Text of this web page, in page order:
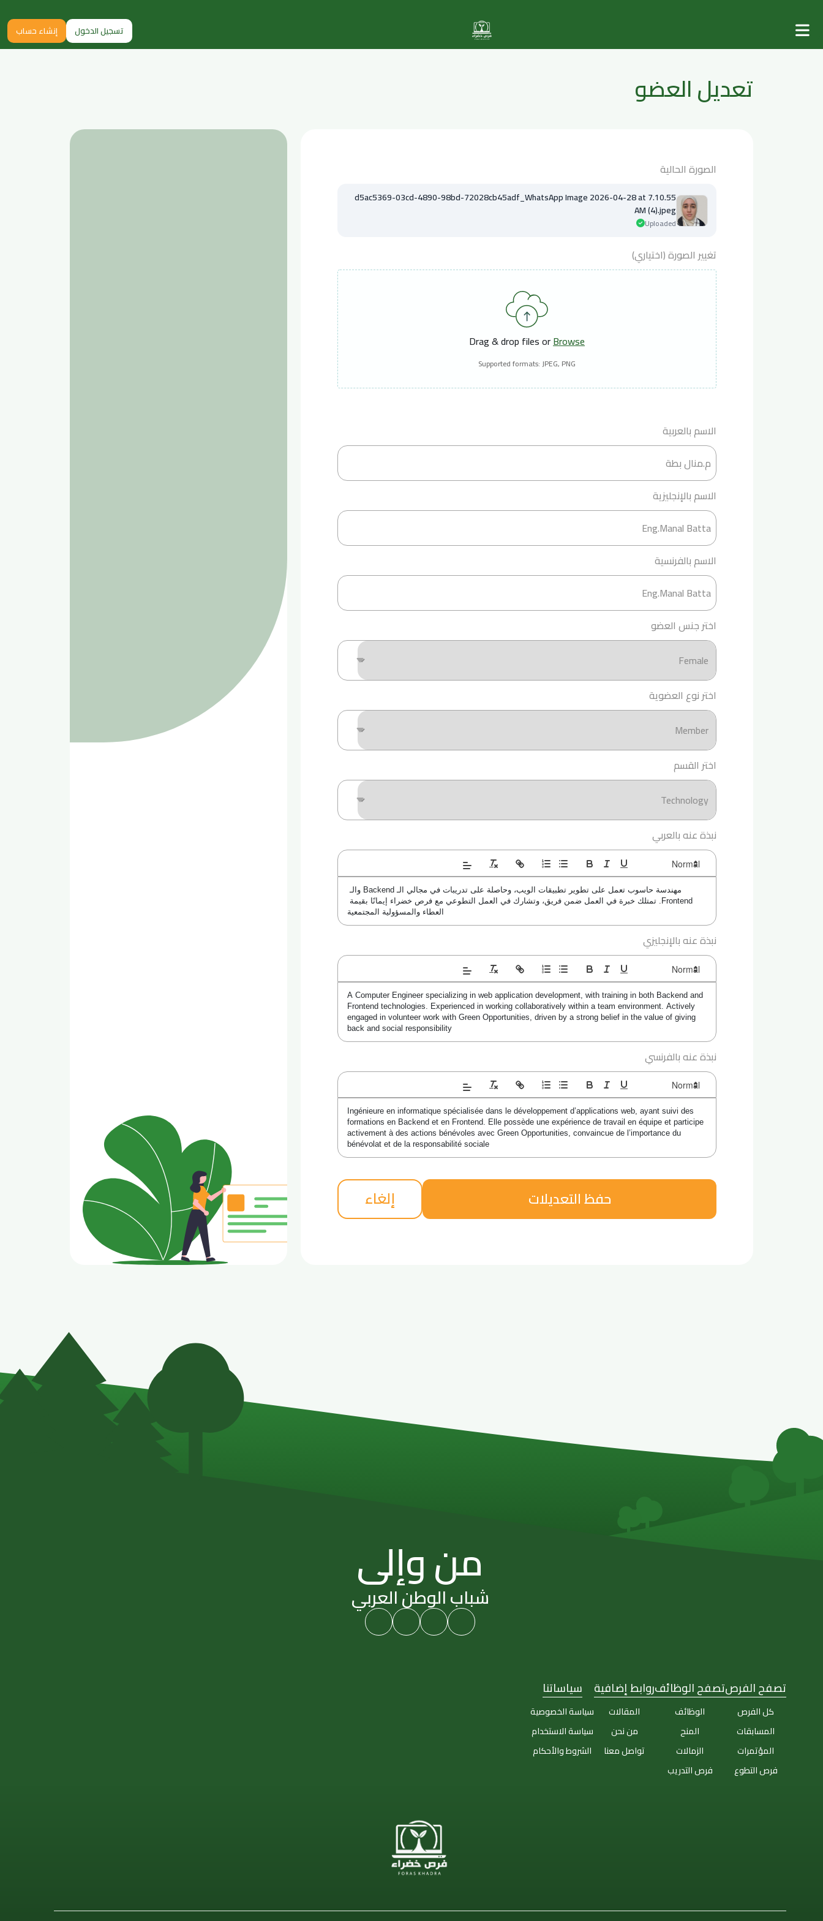
تسجيل الدخول إنشاء حساب
تعديل العضو
الصورة الحالية
d5ac5369-03cd-4890-98bd-72028cb45adf_WhatsApp Image 2026-04-28 at 7.10.55
AM (4).jpeg
Uploaded
تغيير الصورة (اختياري)
Drag & drop files orBrowse
Supported formats: JPEG, PNG
الاسم بالعربية
الاسم بالإنجليزية
الاسم بالفرنسية
اختر جنس العضو
اختر نوع العضوية
اختر القسم
نبذة عنه بالعربي
مهندسة حاسوب تعمل على تطوير تطبيقات الويب، وحاصلة على تدريبات في مجالي الـ Backend والـ
العطاء والمسؤولية المجتمعية
نبذة عنه بالإنجليزي
A Computer Engineer specializing in web application development, with training in both Backend and
Frontend technologies. Experienced in working collaboratively within a team environment. Actively
engaged in volunteer work with Green Opportunities, driven by a strong belief in the value of giving
back and social responsibility
نبذة عنه بالفرنسي
Ingénieure en informatique spécialisée dans le développement d’applications web, ayant suivi des
formations en Backend et en Frontend. Elle possède une expérience de travail en équipe et participe
activement à des actions bénévoles avec Green Opportunities, convaincue de l’importance du
bénévolat et de la responsabilité sociale
حفظ التعديلات إلغاء
من وإلى
شباب الوطن العربي
تصفح الفرص
كل الفرص
المسابقات
المؤتمرات
فرص التطوع
تصفح الوظائف
الوظائف
المنح
الزمالات
فرص التدريب
روابط إضافية
المقالات
من نحن
تواصل معنا
سياساتنا
سياسة الخصوصية
سياسة الاستخدام
الشروط والأحكام